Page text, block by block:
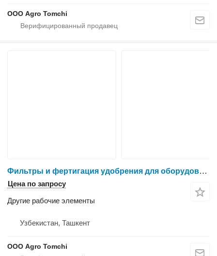
ООО Agro Tomchi
Фильтры и фертигация удобрения для оборудования
Цена по запросу
Другие рабочие элементы
Узбекистан, Ташкент
ООО Agro Tomchi